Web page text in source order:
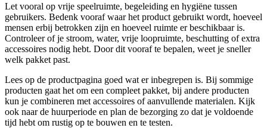
Let vooral op vrije speelruimte, begeleiding en hygiëne tussen
gebruikers. Bedenk vooraf waar het product gebruikt wordt, hoeveel
mensen erbij betrokken zijn en hoeveel ruimte er beschikbaar is.
Controleer of je stroom, water, vrije loopruimte, beschutting of extra
accessoires nodig hebt. Door dit vooraf te bepalen, weet je sneller
welk pakket past.
Lees op de productpagina goed wat er inbegrepen is. Bij sommige
producten gaat het om een compleet pakket, bij andere producten
kun je combineren met accessoires of aanvullende materialen. Kijk
ook naar de huurperiode en plan de bezorging zo dat je voldoende
tijd hebt om rustig op te bouwen en te testen.